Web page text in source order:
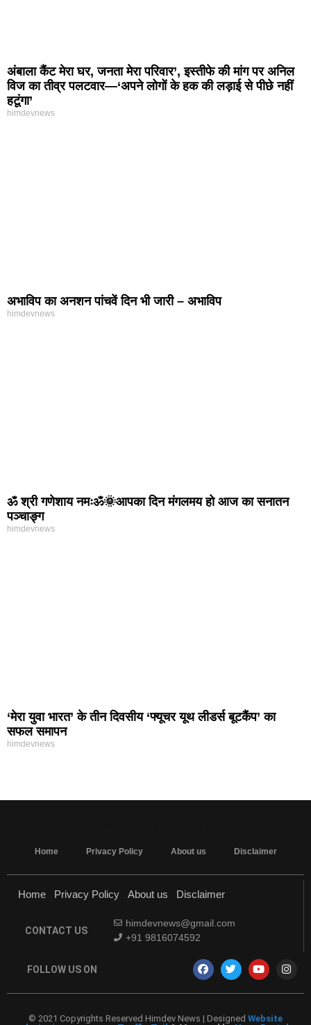
अंबाला कैंट मेरा घर, जनता मेरा परिवार’, इस्तीफे की मांग पर अनिल
विज का तीव्र पलटवार—‘अपने लोगों के हक की लड़ाई से पीछे नहीं
हटूंगा’
himdevnews
अभाविप का अनशन पांचवें दिन भी जारी – अभाविप
himdevnews
ॐ श्री गणेशाय नमःॐ🌞आपका दिन मंगलमय हो आज का सनातन
पञ्चाङ्ग
himdevnews
‘मेरा युवा भारत’ के तीन दिवसीय ‘फ्यूचर यूथ लीडर्स बूटकैंप’ का
सफल समापन
himdevnews
Home Privacy Policy About us Disclaimer
Home Privacy Policy About us Disclaimer
CONTACT US
himdevnews@gmail.com
+91 9816074592
FOLLOW US ON
© 2021 Copyrights Reserved Himdev News | Designed Website